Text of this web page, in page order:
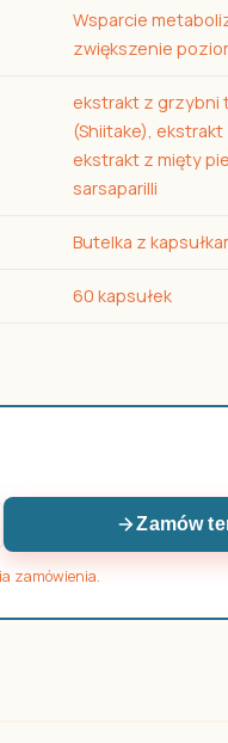
Wsparcie
zwiększenie
ekstrakt z grzybni
(Shiitake),
ekstrakt z mięty
sarsaparilli
Butelka z
60 kapsułek
Zamów
zamówienia.